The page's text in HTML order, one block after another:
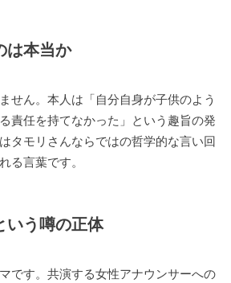
は本当か
せん。本人は「自分自身が子供のよう
責任を持てなかった」という趣旨の発
タモリさんならではの哲学的な言い回
る言葉です。
いう噂の正体
です。共演する女性アナウンサーへの